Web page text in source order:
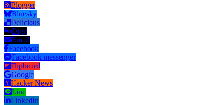
Blogger
Bluesky
Delicious
Digg
Email
Facebook
Facebook messenger
Flipboard
Google
Hacker News
Line
LinkedIn